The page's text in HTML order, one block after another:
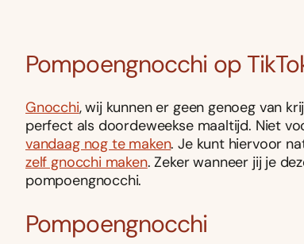
Pompoengnocchi op
Gnocchi, wij kunnen er geen genoeg van
perfect als doordeweekse maaltijd. Niet
vandaag nog te maken. Je kunt hiervoor
zelf gnocchi maken. Zeker wanneer jij je
pompoengnocchi.
Pompoengnocchi